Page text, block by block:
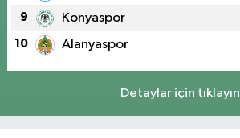
9 Konyaspor
10 Alanyaspor
Detaylar için tıklayın